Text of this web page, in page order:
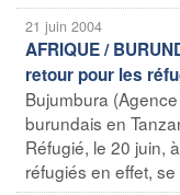
21 juin 2004
AFRIQUE /
retour pour les
Bujumbura
burundais en
Réfugié, le 20 juin,
réfugiés en effet,